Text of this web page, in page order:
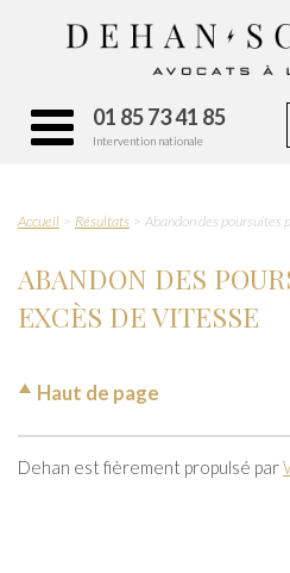
01 85 73 41 85
Intervention nationale
Accueil Résultats Abandon des poursuites
ABANDON DES
EXCÈS DE VITESSE
Haut de page
Dehan est fièrement propulsé par